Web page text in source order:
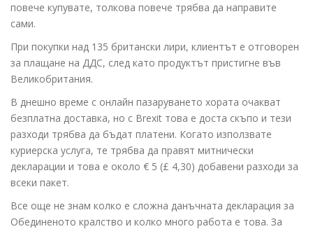
повече купувате, толкова повече трябва да направите
сами.
При покупки над 135 британски лири, клиентът е отговорен
за плащане на ДДС, след като продуктът пристигне във
Великобритания.
В днешно време с онлайн пазаруването хората очакват
безплатна доставка, но с Brexit това е доста скъпо и тези
разходи трябва да бъдат платени. Когато използвате
куриерска услуга, те трябва да правят митнически
декларации и това е около € 5 (£ 4,30) добавени разходи за
всеки пакет.
Все още не знам колко е сложна данъчната декларация за
Обединеното кралство и колко много работа е това. За